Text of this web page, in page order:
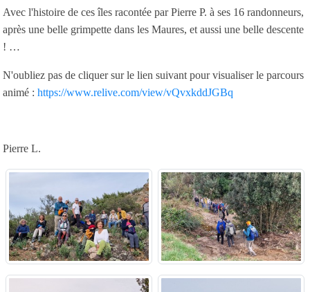
Avec l'histoire de ces îles racontée par Pierre P. à ses 16 randonneurs,
après une belle grimpette dans les Maures, et aussi une belle descente
! …
N'oubliez pas de cliquer sur le lien suivant pour visualiser le parcours
animé : https://www.relive.com/view/vQvxkddJGBq
Pierre L.